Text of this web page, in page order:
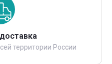
территории России